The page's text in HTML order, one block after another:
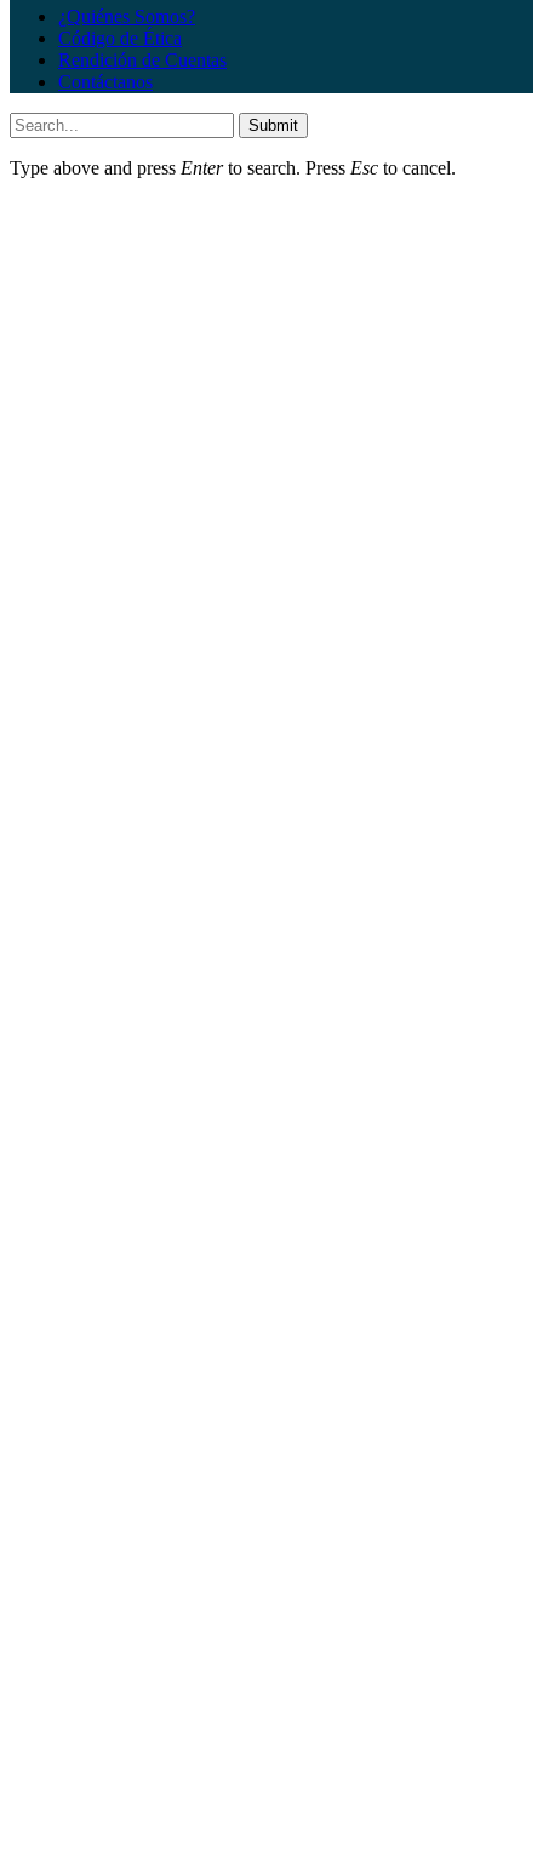
¿Quiénes Somos?
Código de Ética
Rendición de Cuentas
Contáctanos
Submit
Type above and press Enterto search. Press Esc to cancel.